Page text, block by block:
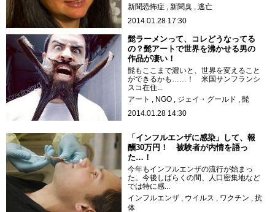
新聞恐怖症
新聞臭
逃亡
2014.01.28 17:30
髭ラーメンって、コレどうなってる
の？髭アートで世界を沸かせる男の
作品が凄い！
髭もここまで濃いと、世界を変えること
ができるかも……！ 米国サンフランシ
スコ在住...
アート
NGO ジェイ・グールド
髭
2014.01.28 14:30
「インフルエンザに感染」して、報
酬30万円！ 被験者が内情を語っ
た…！
今年もインフルエンザの流行が始まっ
た。今後しばらくの間、人口密集地など
では特に感...
インフルエンザ
ウイルス ワクチン
抗
体